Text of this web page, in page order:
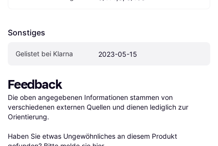
Sonstiges
Gelistet bei Klarna 2023-05-15
Feedback
Die oben angegebenen Informationen stammen von
verschiedenen externen Quellen und dienen lediglich zur
Orientierung.
Haben Sie etwas Ungewöhnliches an diesem Produkt